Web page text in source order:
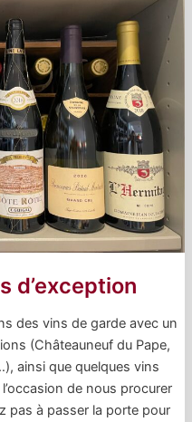
d’exception
des vins de garde avec un
(Châteauneuf du Pape,
ainsi que quelques vins
de nous procurer
pas à passer la porte pour